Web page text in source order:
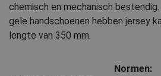
chemisch en mechanisch
gele handschoenen hebben jersey
lengte van 350 mm.
Normen: